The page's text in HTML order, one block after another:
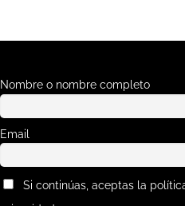
Nombre o nombre completo
Email
Si continúas, aceptas la